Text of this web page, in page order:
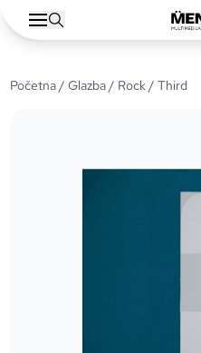
Početna/Glazba/ Rock/ Third